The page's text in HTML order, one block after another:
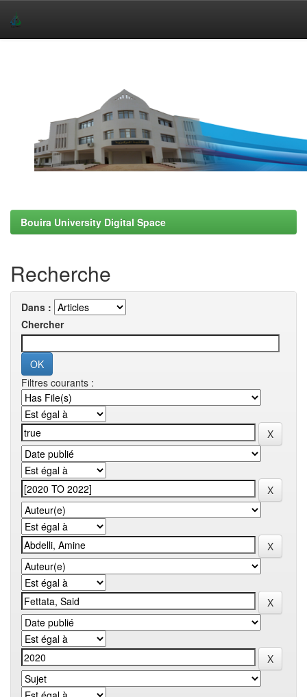
Bouira University Digital Space
Recherche
Dans :
Chercher
Filtres courants :